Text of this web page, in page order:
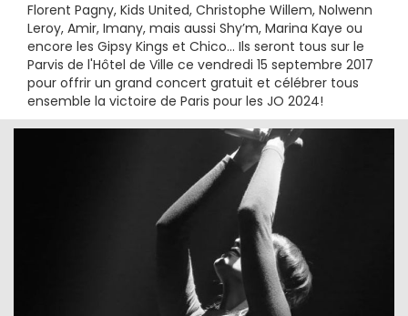
Florent Pagny, Kids United, Christophe Willem, Nolwenn
Leroy, Amir, Imany, mais aussi Shy’m, Marina Kaye ou
encore les Gipsy Kings et Chico... Ils seront tous sur le
Parvis de l'Hôtel de Ville ce vendredi 15 septembre 2017
pour offrir un grand concert gratuit et célébrer tous
ensemble la victoire de Paris pour les JO 2024!